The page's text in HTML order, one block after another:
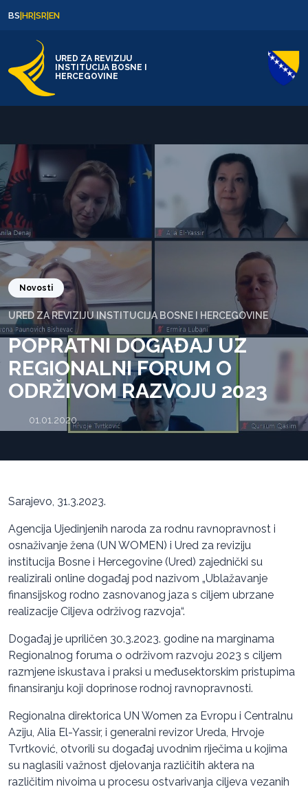
BS|HR|SR|EN
URED ZA REVIZIJU
INSTITUCIJA BOSNE I
HERCEGOVINE
Novosti
URED ZA REVIZIJU INSTITUCIJA BOSNE I HERCEGOVINE
POPRATNI DOGAĐAJ UZ
REGIONALNI FORUM O
ODRŽIVOM RAZVOJU 2023
01.01.2020.
Sarajevo, 31.3.2023.
Agencija Ujedinjenih naroda za rodnu ravnopravnost i
osnaživanje žena (UN WOMEN) i Ured za reviziju
institucija Bosne i Hercegovine (Ured) zajednički su
realizirali online događaj pod nazivom „Ublažavanje
finansijskog rodno zasnovanog jaza s ciljem ubrzane
realizacije Ciljeva održivog razvoja“.
Događaj je upriličen 30.3.2023. godine na marginama
Regionalnog foruma o održivom razvoju 2023 s ciljem
razmjene iskustava i praksi u međusektorskim pristupima
finansiranju koji doprinose rodnoj ravnopravnosti.
Regionalna direktorica UN Women za Evropu i Centralnu
Aziju, Alia El-Yassir, i generalni revizor Ureda, Hrvoje
Tvrtković, otvorili su događaj uvodnim riječima u kojima
su naglasili važnost djelovanja različitih aktera na
različitim nivoima u procesu ostvarivanja ciljeva vezanih